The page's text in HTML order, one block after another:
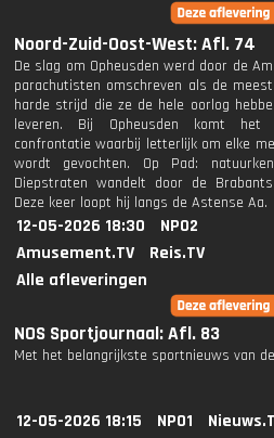
Noord-Zuid-Oost-West: Afl. 74
De slag om Opheusden werd door de
parachutisten omschreven als de
harde strijd die ze de hele oorlog
leveren. Bij Opheusden komt
confrontatie waarbij letterlijk om elke
wordt gevochten. Op Pad:
Diepstraten wandelt door de
Deze keer loopt hij langs de Astense Aa.
12-05-2026 18:30
NPO2
Amusement.TV
Reis.TV
Alle afleveringen
NOS Sportjournaal: Afl. 83
Met het belangrijkste sportnieuws van
12-05-2026 18:15 NPO1